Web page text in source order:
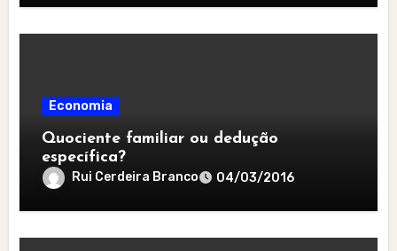
Economia
Quociente familiar ou dedução
específica?
Rui Cerdeira Branco 04/03/2016